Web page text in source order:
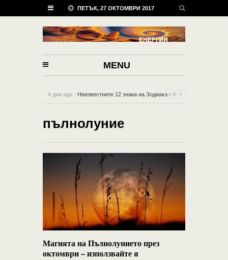
ПЕТЪК, 27 ОКТОМВРИ 2017
MENU
4 дни ago - Неизвестните 12 знака на Зодиака- 0
пълнолуние
Магията на Пълнолунието през
октомври – използвайте я